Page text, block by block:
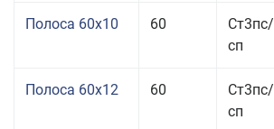
Полоса 60x10 60
Ст3пс/
сп
Полоса 60x12 60
Ст3пс/
сп